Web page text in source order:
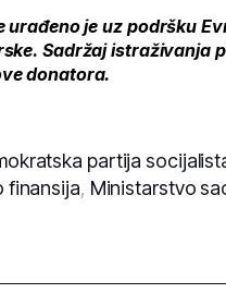
urađeno je uz podršku
Sadržaj istraživanja
donatora.
partija
finansija, Ministarstvo